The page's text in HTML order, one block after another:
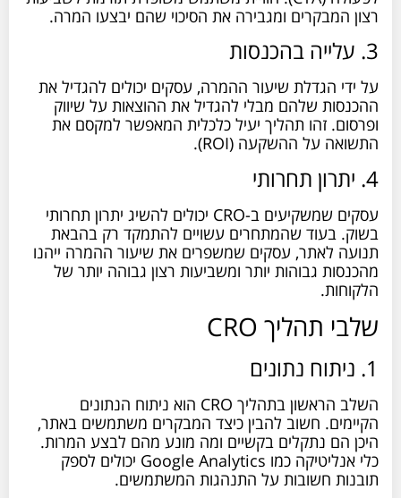
רצון המבקרים ומגבירה את הסיכוי שהם יבצעו המרה.
3. עלייה בהכנסות
על ידי הגדלת שיעור ההמרה, עסקים יכולים להגדיל את
ההכנסות שלהם מבלי להגדיל את ההוצאות על שיווק
ופרסום. זהו תהליך יעיל כלכלית המאפשר למקסם את
התשואה על ההשקעה (ROI).
4. יתרון תחרותי
עסקים שמשקיעים ב-CRO יכולים להשיג יתרון תחרותי
בשוק. בעוד שהמתחרים עשויים להתמקד רק בהבאת
תנועה לאתר, עסקים שמשפרים את שיעור ההמרה ייהנו
מהכנסות גבוהות יותר ומשביעות רצון גבוהה יותר של
הלקוחות.
שלבי תהליך CRO
1. ניתוח נתונים
השלב הראשון בתהליך CRO הוא ניתוח הנתונים
הקיימים. חשוב להבין כיצד המבקרים משתמשים באתר,
היכן הם נתקלים בקשיים ומה מונע מהם לבצע המרות.
כלי אנליטיקה כמו Google Analytics יכולים לספק
תובנות חשובות על התנהגות המשתמשים.